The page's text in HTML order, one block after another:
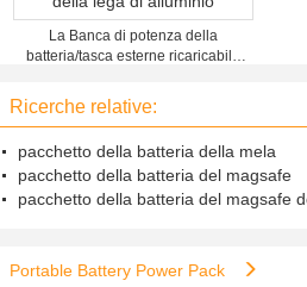
La Banca di potenza della
batteria/tasca esterne ricaricabili,
potere della lega di alluminio
Ricerche relative:
pacchetto della batteria della mela
pacchetto della batteria del magsafe
pacchetto della batteria del magsafe
Portable Battery Power Pack